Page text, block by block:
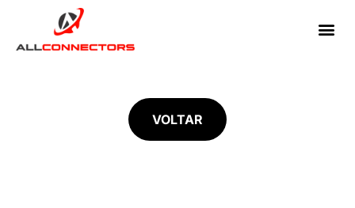
VOLTAR